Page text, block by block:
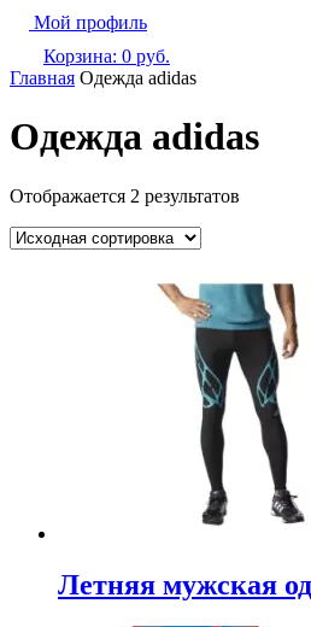
Мой профиль
Корзина: 0 руб.
Главная Одежда adidas
Одежда adidas
Отображается 2 результатов
Летняя мужская